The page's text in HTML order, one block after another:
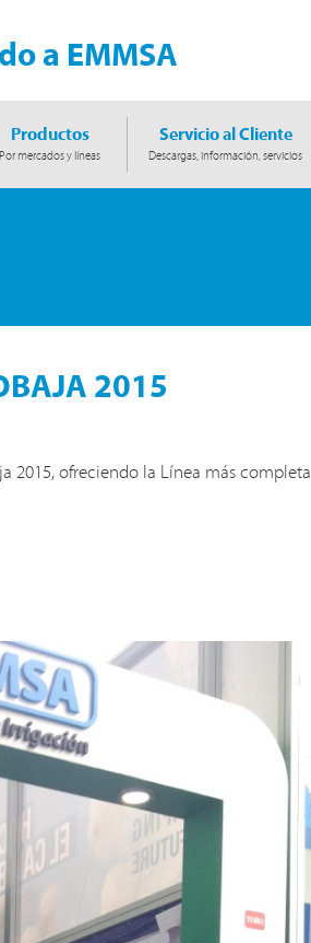
a EMMSA
Productos
Por mercados y líneas
Servicio al Cliente
Descargas, información, servicios
2015
2015, ofreciendo la Línea más completa